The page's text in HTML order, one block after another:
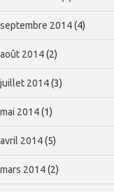
septembre 2014(4)
août 2014(2)
juillet 2014(3)
mai 2014(1)
avril 2014(5)
mars 2014(2)